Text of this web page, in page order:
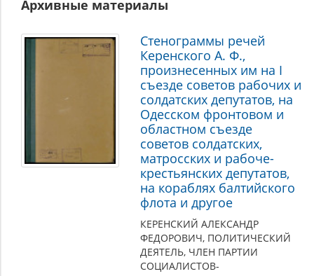
Архивные материалы
Стенограммы речей
Керенского А. Ф.,
произнесенных им на I
съезде советов рабочих и
солдатских депутатов, на
Одесском фронтовом и
областном съезде
советов солдатских,
матросских и рабоче-
крестьянских депутатов,
на кораблях балтийского
флота и другое
КЕРЕНСКИЙ АЛЕКСАНДР
ФЕДОРОВИЧ, ПОЛИТИЧЕСКИЙ
ДЕЯТЕЛЬ, ЧЛЕН ПАРТИИ
СОЦИАЛИСТОВ-